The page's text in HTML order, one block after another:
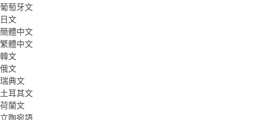
葡萄牙文
日文
簡體中文
繁體中文
韓文
俄文
瑞典文
土耳其文
荷蘭文
立陶宛語